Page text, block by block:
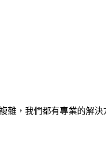
雜，我們都有專業的解決